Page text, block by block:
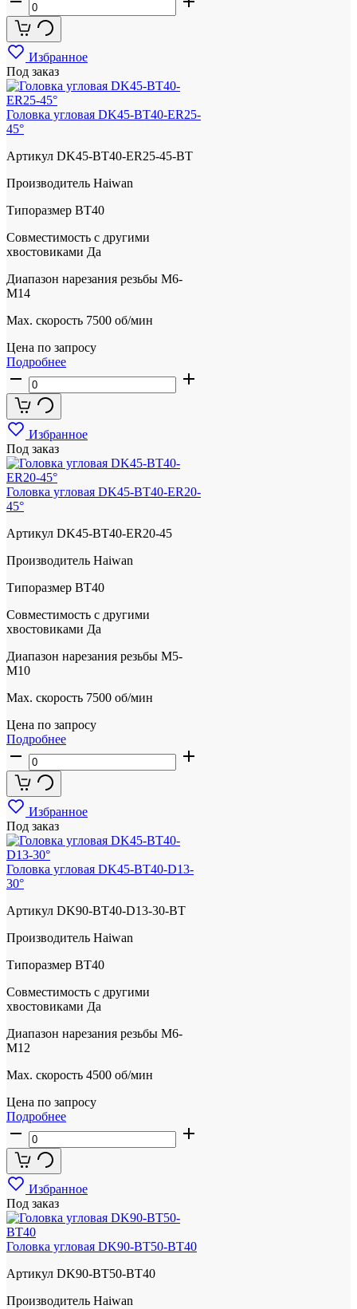
Избранное
Под заказ
Головка угловая DK45-BT40-ER25-
45°
Артикул DK45-BT40-ER25-45-BT
Производитель Haiwan
Типоразмер BT40
Совместимость с другими
хвостовиками Да
Диапазон нарезания резьбы М6-
М14
Max. скорость 7500 об/мин
Цена по запросу
Подробнее
Избранное
Под заказ
Головка угловая DK45-BT40-ER20-
45°
Артикул DK45-BT40-ER20-45
Производитель Haiwan
Типоразмер BT40
Совместимость с другими
хвостовиками Да
Диапазон нарезания резьбы M5-
M10
Max. скорость 7500 об/мин
Цена по запросу
Подробнее
Избранное
Под заказ
Головка угловая DK45-BT40-D13-
30°
Артикул DK90-BT40-D13-30-BT
Производитель Haiwan
Типоразмер BT40
Совместимость с другими
хвостовиками Да
Диапазон нарезания резьбы М6-
М12
Max. скорость 4500 об/мин
Цена по запросу
Подробнее
Избранное
Под заказ
Головка угловая DK90-BT50-BT40
Артикул DK90-BT50-BT40
Производитель Haiwan